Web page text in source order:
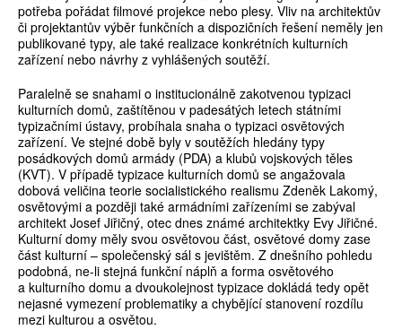
potřeba pořádat filmové projekce nebo plesy. Vliv na architektův
či projektantův výběr funkčních a dispozičních řešení neměly jen
publikované typy, ale také realizace konkrétních kulturních
zařízení nebo návrhy z vyhlášených soutěží.
Paralelně se snahami o institucionálně zakotvenou typizaci
kulturních domů, zaštítěnou v padesátých letech státními
typizačními ústavy, probíhala snaha o typizaci osvětových
zařízení. Ve stejné době byly v soutěžích hledány typy
posádkových domů armády (PDA) a klubů vojskových těles
(KVT). V případě typizace kulturních domů se angažovala
dobová veličina teorie socialistického realismu Zdeněk Lakomý,
osvětovými a později také armádními zařízeními se zabýval
architekt Josef Jiřičný, otec dnes známé architektky Evy Jiřičné.
Kulturní domy měly svou osvětovou část, osvětové domy zase
část kulturní – společenský sál s jevištěm. Z dnešního pohledu
podobná, ne-li stejná funkční náplň a forma osvětového
a kulturního domu a dvoukolejnost typizace dokládá tedy opět
nejasné vymezení problematiky a chybějící stanovení rozdílu
mezi kulturou a osvětou.